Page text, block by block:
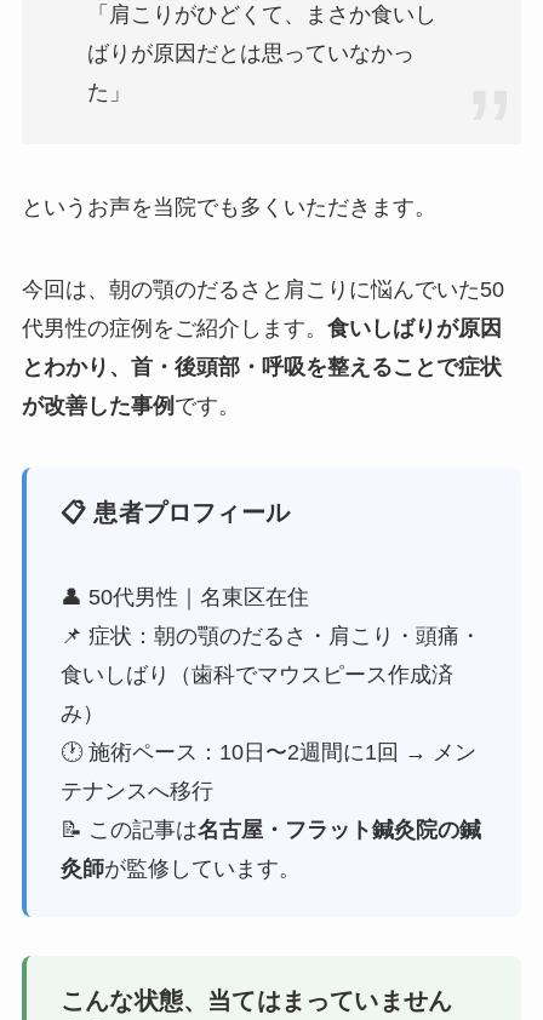
「肩こりがひどくて、まさか食いし
ばりが原因だとは思っていなかっ
た」
というお声を当院でも多くいただきます。
今回は、朝の顎のだるさと肩こりに悩んでいた50
代男性の症例をご紹介します。 食いしばりが原因
とわかり、首・後頭部・呼吸を整えることで症状
が改善した事例 です。
📋 患者プロフィール
👤 50代男性｜名東区在住
📌 症状：朝の顎のだるさ・肩こり・頭痛・
食いしばり（歯科でマウスピース作成済
み）
🕐 施術ペース：10日〜2週間に1回 → メン
テナンスへ移行
📝 この記事は名古屋・フラット鍼灸院の鍼
灸師が監修しています。
こんな状態、当てはまっていません